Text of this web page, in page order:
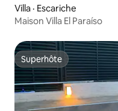
Villa · Escariche
Maison Villa El Paraíso
Superhôte
Superhôte